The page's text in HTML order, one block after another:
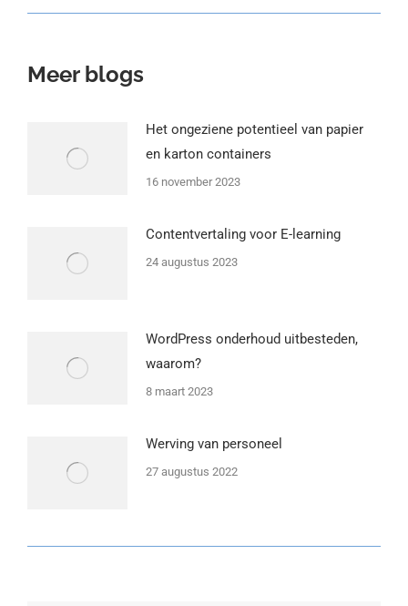
Meer blogs
Het ongeziene potentieel van papier
en karton containers
16 november 2023
Contentvertaling voor E-learning
24 augustus 2023
WordPress onderhoud uitbesteden,
waarom?
8 maart 2023
Werving van personeel
27 augustus 2022